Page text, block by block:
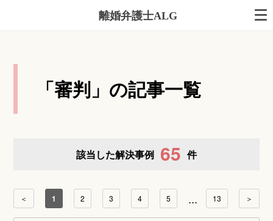
離婚弁護士ALG
「審判」の記事一覧
該当した解決事例 65 件
＜ 1 2 3 4 5 ... 13 ＞